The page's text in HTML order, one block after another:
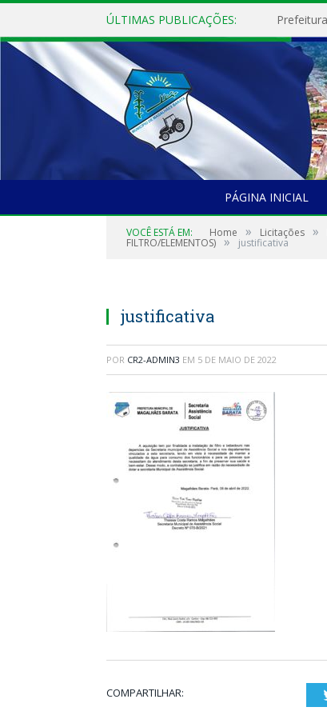
ÚLTIMAS PUBLICAÇÕES:
PÁGINA INICIAL
VOCÊ ESTÁ EM: Home » Licitações »
FILTRO/ELEMENTOS) » justificativa
justificativa
POR CR2-ADMIN3 EM 5 DE MAIO DE 2022
COMPARTILHAR: